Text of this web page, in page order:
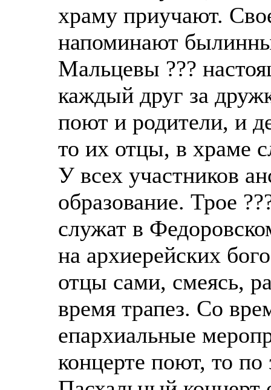
храму приучают.
напоминают
Мальцевы ???
каждый друг за
поют и родители, и
то их отцы, в храме
У всех участников
образование. Трое
служат в
на архиерейских
отцы сами, смеясь,
время трапез. Со
епархиальные
концерте поют, то